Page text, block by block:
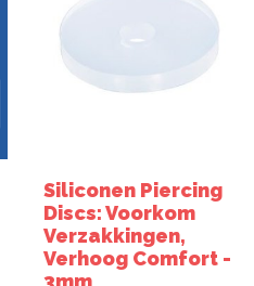
Siliconen Piercing
Discs: Voorkom
Verzakkingen,
Verhoog Comfort -
3mm